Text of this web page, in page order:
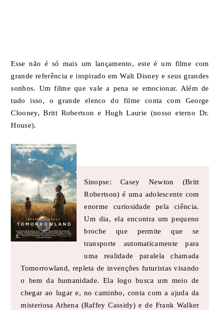
Esse não é só mais um lançamento, este é um filme com
grande referência e inspirado em Walt Disney e seus grandes
sonhos. Um filme que vale a pena se emocionar. Além de
tudo isso, o grande elenco do filme conta com George
Clooney, Britt Robertson e Hugh Laurie (nosso eterno Dr.
House).
Sinopse: Casey Newton (Britt
Robertson) é uma adolescente com
enorme curiosidade pela ciência.
Um dia, ela encontra um pequeno
broche que permite que se
transporte automaticamente para
uma realidade paralela chamada
Tomorrowland, repleta de invenções futuristas visando
o bem da humanidade. Ela logo busca um meio de
chegar ao lugar e, no caminho, conta com a ajuda da
misteriosa Athena (Raffey Cassidy) e de Frank Walker